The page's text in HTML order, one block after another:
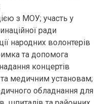
з МОУ; участь у
ради
народних волонтерів
та допомога
концертів
медичним установам;
обладнання для